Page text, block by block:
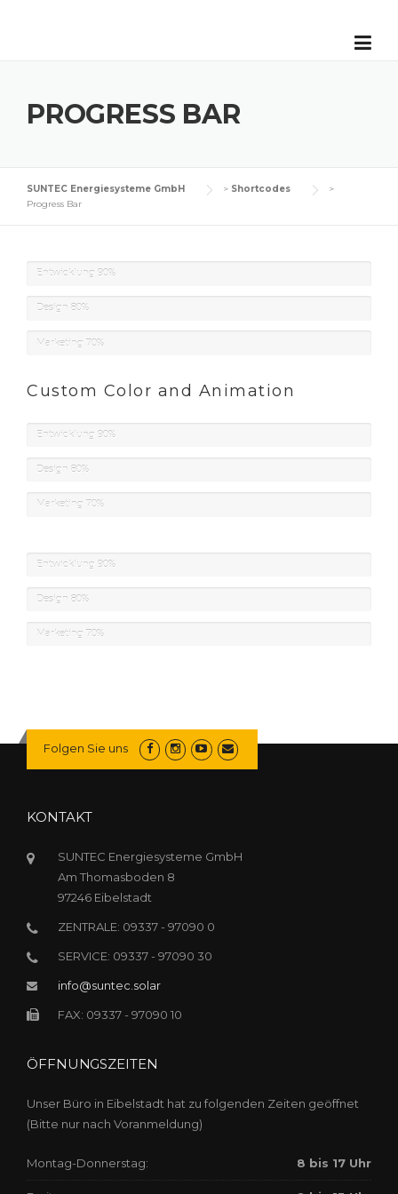
PROGRESS BAR
SUNTEC Energiesysteme GmbH > Shortcodes
>
Progress Bar
Entwicklung 90%
Design 80%
Marketing 70%
Custom Color and Animation
Entwicklung 90%
Design 80%
Marketing 70%
Entwicklung 90%
Design 80%
Marketing 70%
Folgen Sie uns
KONTAKT
SUNTEC Energiesysteme GmbH
Am Thomasboden 8
97246 Eibelstadt
ZENTRALE: 09337 - 97090 0
SERVICE: 09337 - 97090 30
info@suntec.solar
FAX: 09337 - 97090 10
ÖFFNUNGSZEITEN
Unser Büro in Eibelstadt hat zu folgenden Zeiten geöffnet
(Bitte nur nach Voranmeldung)
Montag-Donnerstag: 8 bis 17 Uhr